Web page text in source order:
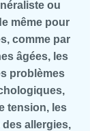
ou
même pour
comme par
âgées, les
problèmes
tension, les
allergies,